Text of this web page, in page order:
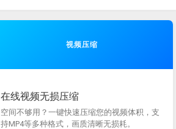
视频压缩
在线视频无损压缩
空间不够用？一键快速压缩您的视频体积，支
持MP4等多种格式，画质清晰无损耗。